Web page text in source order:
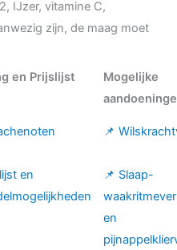
IJzer, vitamine C,
zijn, de maag moet
en Prijslijst
Mogelijke
en
📌
📌 Slaap-
en